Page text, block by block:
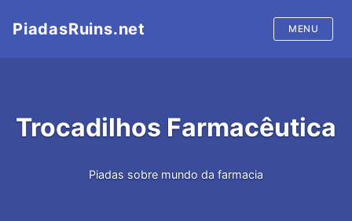
PiadasRuins.net
Piadas
Trocadilhos
MENU
Trocadilhos Farmacêutica
Piadas sobre mundo da farmacia